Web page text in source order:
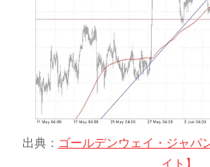
出典： ゴールデンウェイ・ジャパ
イト】